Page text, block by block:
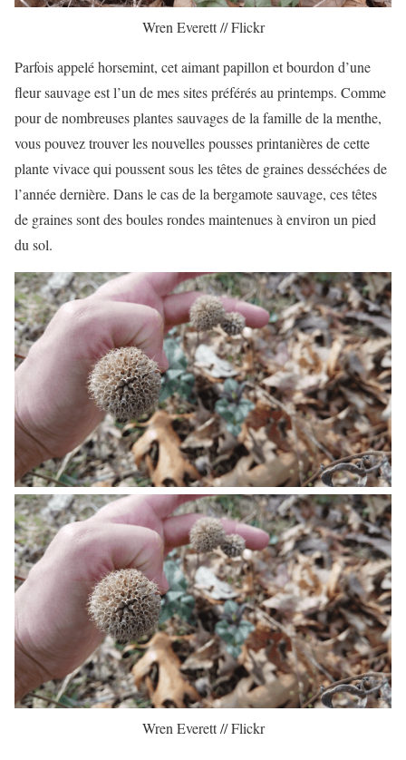
Wren Everett // Flickr
Parfois appelé horsemint, cet aimant papillon et bourdon d’une
fleur sauvage est l’un de mes sites préférés au printemps. Comme
pour de nombreuses plantes sauvages de la famille de la menthe,
vous pouvez trouver les nouvelles pousses printanières de cette
plante vivace qui poussent sous les têtes de graines desséchées de
l’année dernière. Dans le cas de la bergamote sauvage, ces têtes
de graines sont des boules rondes maintenues à environ un pied
du sol.
Wren Everett // Flickr